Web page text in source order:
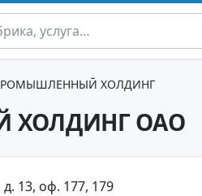
ХОЛДИНГ
ХОЛДИНГ ОАО
13, оф. 177, 179